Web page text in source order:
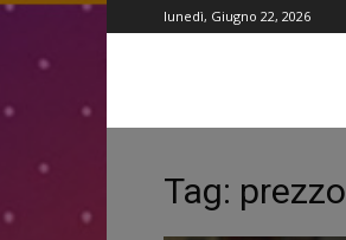
lunedì, Giugno 22, 2026
Tag: prezzo